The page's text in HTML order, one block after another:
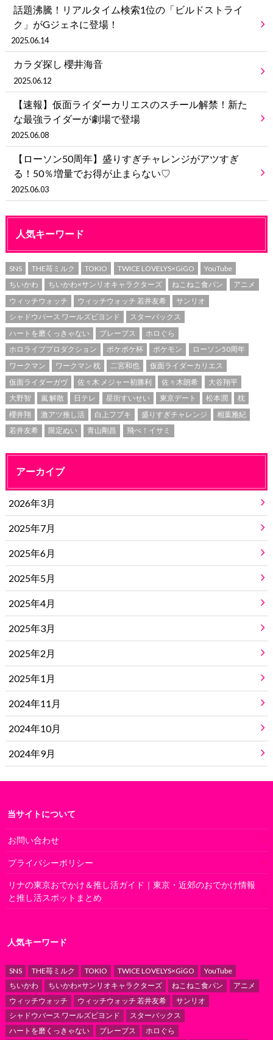
話題沸騰！リアルタイム検索1位の「ビルドストライ
ク」がGジェネに登場！
2025.06.14
カラダ探し 櫻井海音
2025.06.12
【速報】仮面ライダーカリエスのスチール解禁！新た
な最強ライダーが劇場で登場
2025.06.08
【ローソン50周年】盛りすぎチャレンジがアツすぎ
る！50％増量でお得が止まらない♡
2025.06.03
人気キーワード
SNS THE苺ミルク TOKIO TWICE LOVELYS×GiGO
YouTube
ちいかわ
ちいかわ×サンリオキャラクターズ ねこねこ食パン
アニメ
ウィッチウォッチ
ウィッチウォッチ 若井友希
サンリオ
シャドウバース ワールズビヨンド
スターバックス
ハートを磨くっきゃない
ブレーブス
ホロぐら
ホロライブプロダクション
ポケポケ杯 ポケモン
ローソン50周年
ワークマン
ワークマン 枕 二宮和也
仮面ライダーカリエス
仮面ライダーガヴ
佐々木 メジャー初勝利 佐々木朗希
大谷翔平
大野智
嵐 解散 日テレ 星街すいせい 東京デート 松本潤
枕
櫻井翔
激アツ推し活 白上フブキ 盛りすぎチャレンジ
相葉雅紀
若井友希
限定ぬい 青山剛昌 飛べ！イサミ
アーカイブ
2026年3月
2025年7月
2025年6月
2025年5月
2025年4月
2025年3月
2025年2月
2025年1月
2024年11月
2024年10月
2024年9月
当サイトについて
お問い合わせ
プライバシーポリシー
リナの東京おでかけ＆推し活ガイド｜東京・近郊のおでかけ情報
と推し活スポットまとめ
人気キーワード
SNS THE苺ミルク TOKIO TWICE LOVELYS×GiGO
YouTube
ちいかわ
ちいかわ×サンリオキャラクターズ ねこねこ食パン
アニメ
ウィッチウォッチ
ウィッチウォッチ 若井友希
サンリオ
シャドウバース ワールズビヨンド
スターバックス
ハートを磨くっきゃない
ブレーブス
ホロぐら